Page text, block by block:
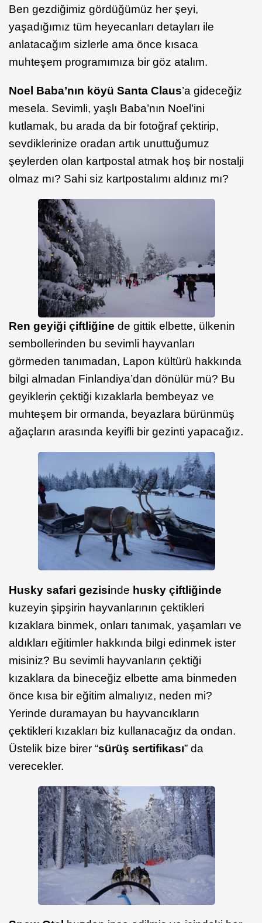
Ben gezdiğimiz gördüğümüz her şeyi,
yaşadığımız tüm heyecanları detayları ile
anlatacağım sizlerle ama önce kısaca
muhteşem programımıza bir göz atalım.
Noel Baba’nın köyü Santa Claus’a gideceğiz
mesela. Sevimli, yaşlı Baba’nın Noel’ini
kutlamak, bu arada da bir fotoğraf çektirip,
sevdiklerinize oradan artık unuttuğumuz
şeylerden olan kartpostal atmak hoş bir nostalji
olmaz mı? Sahi siz kartpostalımı aldınız mı?
Ren geyiği çiftliğine de gittik elbette, ülkenin
sembollerinden bu sevimli hayvanları
görmeden tanımadan, Lapon kültürü hakkında
bilgi almadan Finlandiya’dan dönülür mü? Bu
geyiklerin çektiği kızaklarla bembeyaz ve
muhteşem bir ormanda, beyazlara bürünmüş
ağaçların arasında keyifli bir gezinti yapacağız.
Husky safari gezisinde husky çiftliğinde
kuzeyin şipşirin hayvanlarının çektikleri
kızaklara binmek, onları tanımak, yaşamları ve
aldıkları eğitimler hakkında bilgi edinmek ister
misiniz? Bu sevimli hayvanların çektiği
kızaklara da bineceğiz elbette ama binmeden
önce kısa bir eğitim almalıyız, neden mi?
Yerinde duramayan bu hayvancıkların
çektikleri kızakları biz kullanacağız da ondan.
Üstelik bize birer “sürüş sertifikası” da
verecekler.